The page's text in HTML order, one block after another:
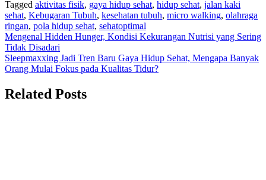
Tagged aktivitas fisik, gaya hidup sehat, hidup sehat, jalan kaki
sehat, Kebugaran Tubuh, kesehatan tubuh, micro walking, olahraga
ringan, pola hidup sehat, sehatoptimal
Navigasi
pos
Mengenal Hidden Hunger, Kondisi Kekurangan Nutrisi yang Sering
Tidak Disadari
Sleepmaxxing Jadi Tren Baru Gaya Hidup Sehat, Mengapa Banyak
Orang Mulai Fokus pada Kualitas Tidur?
Related Posts